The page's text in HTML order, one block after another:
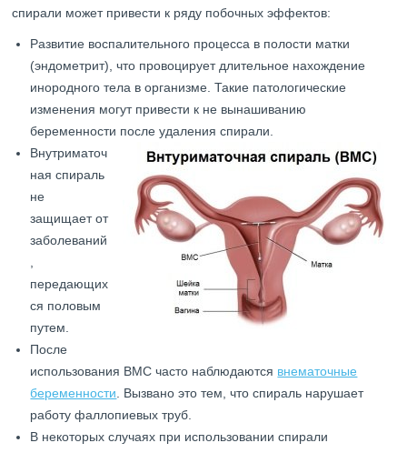
спирали может привести к ряду побочных эффектов:
Развитие воспалительного процесса в полости матки
(эндометрит), что провоцирует длительное нахождение
инородного тела в организме. Такие патологические
изменения могут привести к не вынашиванию
беременности после удаления спирали.
Внутриматоч
ная спираль
не
защищает от
заболеваний
передающих
ся половым
путем.
После
использования ВМС часто наблюдаются внематочные
беременности . Вызвано это тем, что спираль нарушает
работу фаллопиевых труб.
В некоторых случаях при использовании спирали